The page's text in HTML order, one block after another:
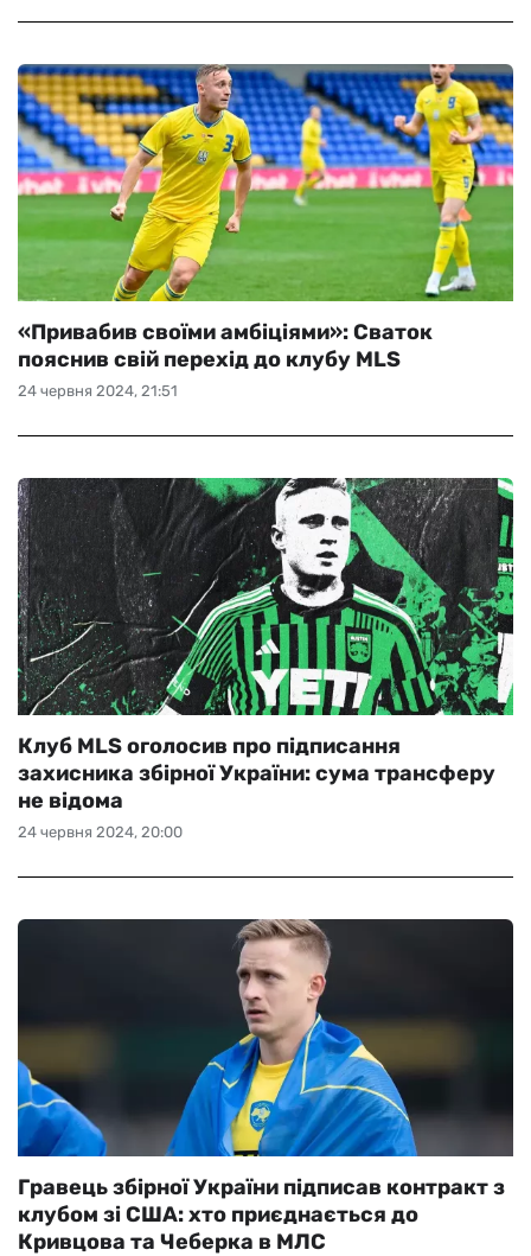
24 червня 2024, 21:51
«Привабив своїми амбіціями»: Сваток
пояснив свій перехід до клубу MLS
24 червня 2024, 20:00
Клуб MLS оголосив про підписання
захисника збірної України: сума трансферу
не відома
Гравець збірної України підписав контракт з
клубом зі США: хто приєднається до
Кривцова та Чеберка в МЛС